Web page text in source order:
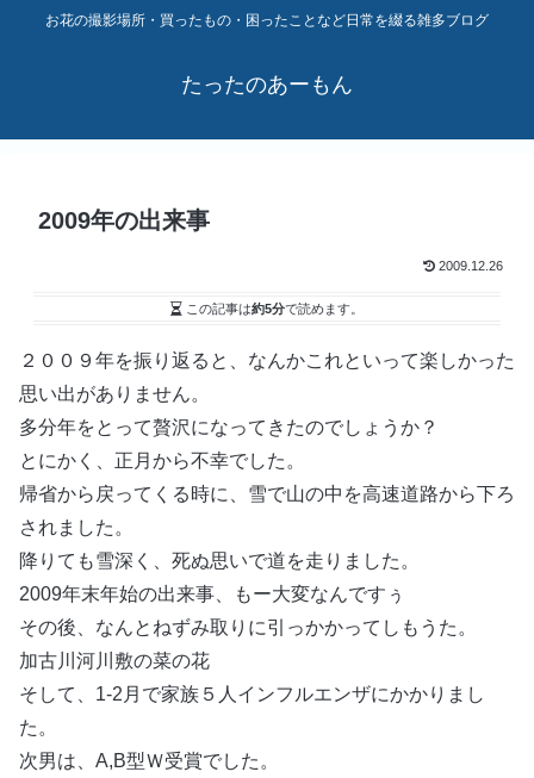
お花の撮影場所・買ったもの・困ったことなど日常を綴る雑多ブログ
たったのあーもん
2009年の出来事
2009.12.26
この記事は約5分で読めます。
２００９年を振り返ると、なんかこれといって楽しかった
思い出がありません。
多分年をとって贅沢になってきたのでしょうか？
とにかく、正月から不幸でした。
帰省から戻ってくる時に、雪で山の中を高速道路から下ろ
されました。
降りても雪深く、死ぬ思いで道を走りました。
2009年末年始の出来事、もー大変なんですぅ
その後、なんとねずみ取りに引っかかってしもうた。
加古川河川敷の菜の花
そして、1-2月で家族５人インフルエンザにかかりまし
た。
次男は、A,B型Ｗ受賞でした。